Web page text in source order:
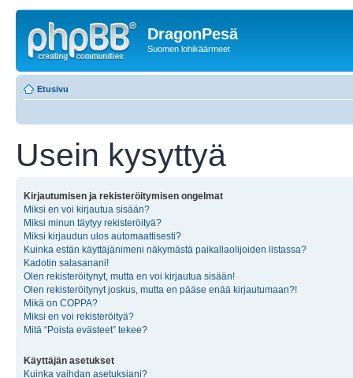
DragonPesä
Suomen lohikäärmeet
Etusivu
Usein kysyttyä
Kirjautumisen ja rekisteröitymisen ongelmat
Miksi en voi kirjautua sisään?
Miksi minun täytyy rekisteröityä?
Miksi kirjaudun ulos automaattisesti?
Kuinka estän käyttäjänimeni näkymästä paikallaolijoiden listassa?
Kadotin salasanani!
Olen rekisteröitynyt, mutta en voi kirjautua sisään!
Olen rekisteröitynyt joskus, mutta en pääse enää kirjautumaan?!
Mikä on COPPA?
Miksi en voi rekisteröityä?
Mitä “Poista evästeet” tekee?
Käyttäjän asetukset
Kuinka vaihdan asetuksiani?